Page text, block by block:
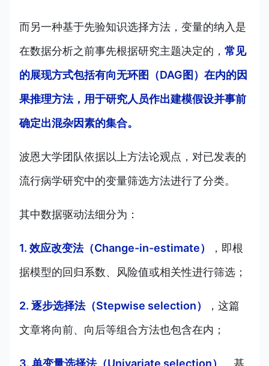
而另一种基于先验知识选择方法，变量的纳入是
在数据分析之前事先根据研究主题决定的， 常见
的展现方式包括有向无环图（DAG图）在内的因
果推理方法，用于研究人员作出建模假设并事前
确定出混杂因素的集合。
波恩大学团队依据以上方法论观点，对已发表的
流行病学研究中的变量筛选方法进行了分类。
其中数据驱动法细分为：
1. 效应改变法（Change-in-estimate）
，即根
据模型的回归系数、风险值或相关性进行筛选；
2. 逐步选择法（Stepwise selection）
，这篇
文章将向前、向后等组合方法也包含在内；
3. 单变量选择法（Univariate selection） ，基